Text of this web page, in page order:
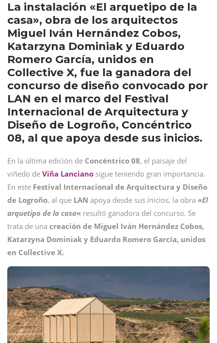
La instalación «El arquetipo de la
casa», obra de los arquitectos
Miguel Iván Hernández Cobos,
Katarzyna Dominiak y Eduardo
Romero García, unidos en
Collective X, fue la ganadora del
concurso de diseño convocado por
LAN en el marco del Festival
Internacional de Arquitectura y
Diseño de Logroño, Concéntrico
08, al que apoya desde sus inicios.
En la última edición de Concéntrico 08, el paisaje del
viñedo de Viña Lanciano sigue teniendo gran importancia.
En este Festival Internacional de Arquitectura y Diseño
de Logroño, al que LAN apoya desde sus inicios, la obra «El
arquetipo de la casa« resultó ganadora del concurso. Se
trata de una creación de Miguel Iván Hernández Cobos,
Katarzyna Dominiak y Eduardo Romero García, unidos
en Collective X.